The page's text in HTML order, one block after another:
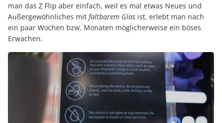
man das Z Flip aber einfach, weil es mal etwas Neues und
Außergewöhnliches mit faltbarem Glas ist, erlebt man nach
ein paar Wochen bzw. Monaten möglicherweise ein böses
Erwachen.